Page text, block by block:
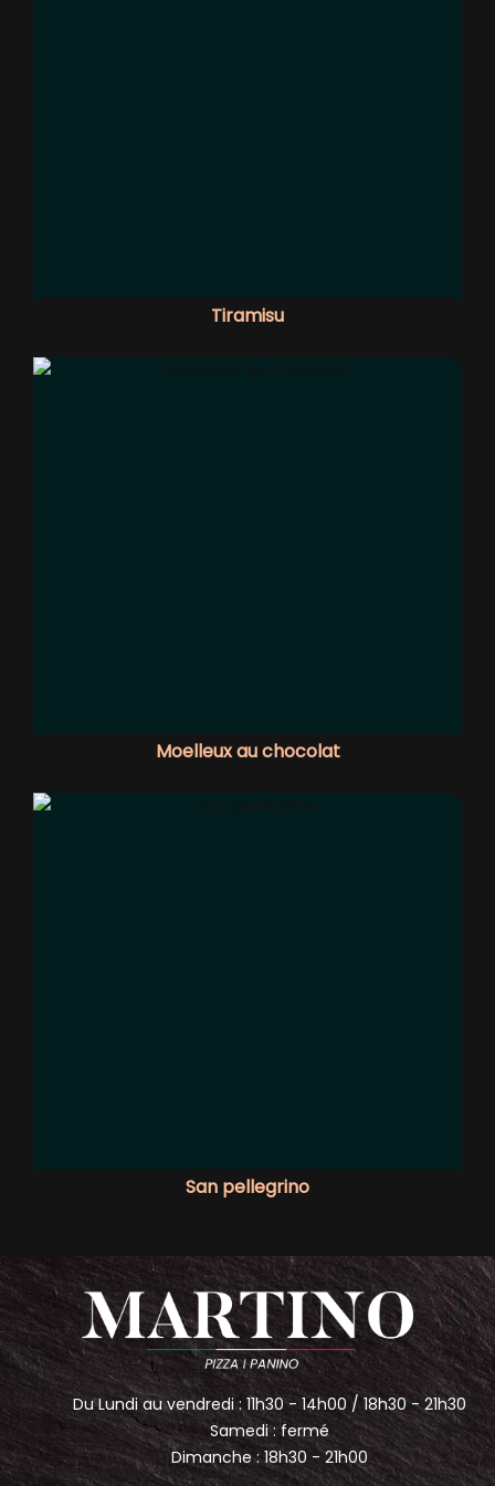
Tiramisu
Moelleux au chocolat
San pellegrino
Du Lundi au vendredi : 11h30 - 14h00 / 18h30 - 21h30
Samedi : fermé
Dimanche : 18h30 - 21h00